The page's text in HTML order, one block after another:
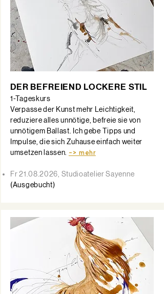
DER BEFREIEND LOCKERE STIL
​1-Tageskurs
Verpasse der Kunst mehr Leichtigkeit,
reduziere alles unnötige, befreie sie von
unnötigem Ballast. Ich gebe Tipps und
Impulse, die sich Zuhause einfach weiter
umsetzen lassen. -> mehr
Fr21.08.2026 , Studioatelier Sayenne
(Ausgebucht)